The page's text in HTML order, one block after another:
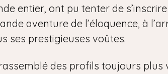
entier, ont pu tenter de
aventure de l’éloquence, à
ses prestigieuses voûtes.
des profils toujours